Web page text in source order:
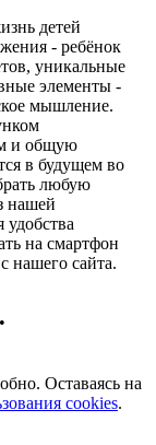
детей
- ребёнок
уникальные
элементы -
мышление.
и общую
в будущем во
любую
нашей
удобства
на смартфон
нашего сайта.
•
Оставаясь на
cookies.